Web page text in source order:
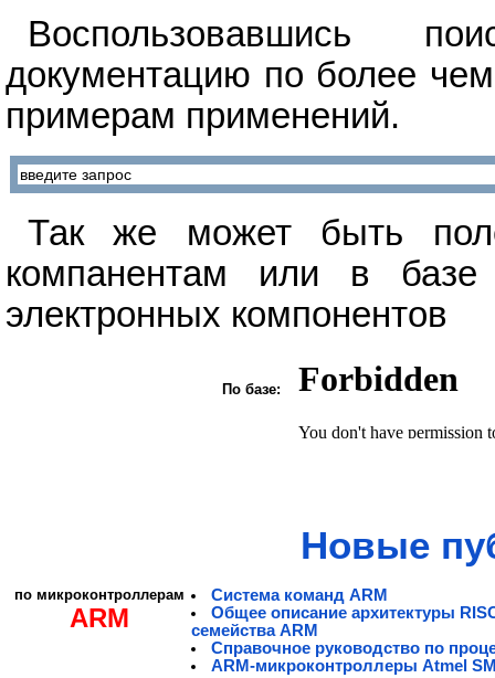
Воспользовавшись
документацию по более
примерам применений.
Так же может быть
компанентам или в базе
электронных компонентов
По базе:
Новые
по микроконтроллерам
ARM
Система команд ARM
Общее описание архитектуры
семейства ARM
Справочное руководство по
ARM-микроконтроллеры Atmel